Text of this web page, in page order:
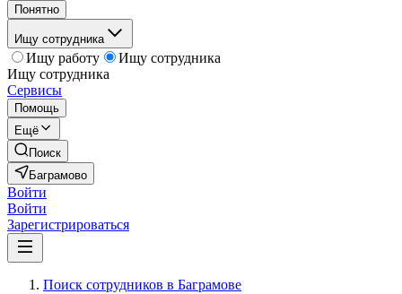
Понятно
Ищу сотрудника
Ищу работу
Ищу сотрудника
Ищу сотрудника
Сервисы
Помощь
Ещё
Поиск
Баграмово
Войти
Войти
Зарегистрироваться
Поиск сотрудников в Баграмове